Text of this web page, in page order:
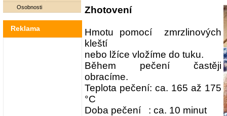
Osobnosti
Reklama
Zhotovení
Hmotu pomocí zmrzlinových
kleští
nebo lžíce vložíme do tuku.
Během pečení častěji
obracíme.
Teplota pečení: ca. 165 až 175
°C
Doba pečení : ca. 10 minut